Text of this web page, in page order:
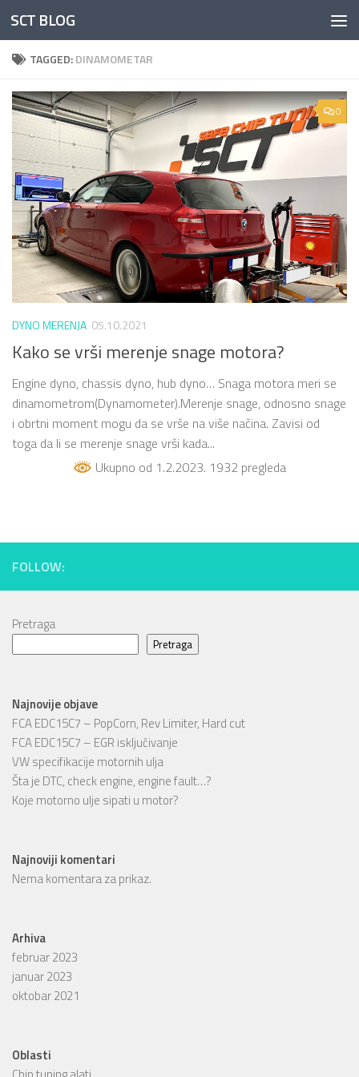
Skip to content
SCT BLOG
TAGGED:DINAMOMETAR
0
DYNO MERENJA 05.10.2021
Kako se vrši merenje snage motora?
Engine dyno, chassis dyno, hub dyno… Snaga motora meri se
dinamometrom(Dynamometer).Merenje snage, odnosno snage
i obrtni moment mogu da se vrše na više načina. Zavisi od
toga da li se merenje snage vrši kada...
Ukupno od 1.2.2023. 1932 pregleda
FOLLOW:
Pretraga
Pretraga
Najnovije objave
FCA EDC15C7 – PopCorn, Rev Limiter, Hard cut
FCA EDC15C7 – EGR isključivanje
VW specifikacije motornih ulja
Šta je DTC, check engine, engine fault…?
Koje motorno ulje sipati u motor?
Najnoviji komentari
Nema komentara za prikaz.
Arhiva
februar 2023
januar 2023
oktobar 2021
Oblasti